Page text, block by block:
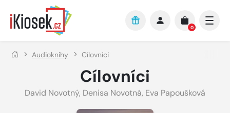
Přejít na hlavní obsah
0
Audioknihy Cílovníci
Cílovníci
David Novotný, Denisa Novotná, Eva Papoušková